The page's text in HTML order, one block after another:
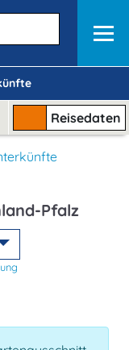
Reisedaten
Pfalz